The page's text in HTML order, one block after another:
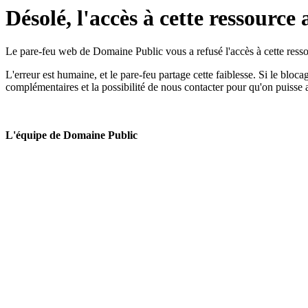
Désolé, l'accès à cette ressource
Le pare-feu web de Domaine Public vous a refusé l'accès à cette
L'erreur est humaine, et le pare-feu partage cette faiblesse. Si le
complémentaires et la possibilité de nous contacter pour qu'on puisse
L'équipe de Domaine Public